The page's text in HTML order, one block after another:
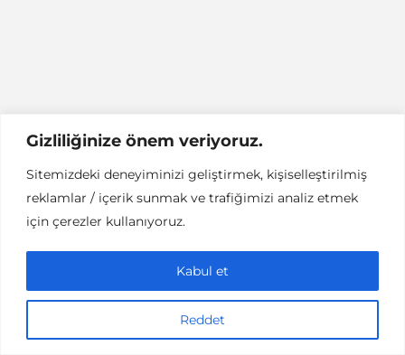
Gizliliğinize önem veriyoruz.
Sitemizdeki deneyiminizi geliştirmek, kişiselleştirilmiş
reklamlar / içerik sunmak ve trafiğimizi analiz etmek
için çerezler kullanıyoruz.
Reddet
Kabul et